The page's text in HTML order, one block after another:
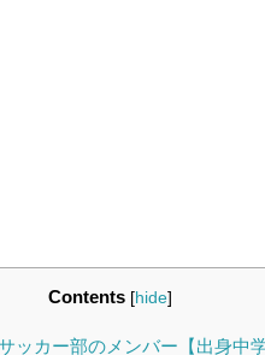
Contents [hide]
ッカー部のメンバー【出身中学